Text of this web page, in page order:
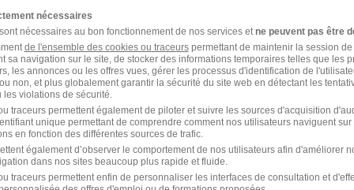
organiser votre temps de travail au quotidien ou connaître
réelle sur une journée ou une semaine ? Utilisez notre
votre salaire net : le calcul
nécessaires
nécessaires au bon fonctionnement de nos services et ne peuvent pas être
de l'ensemble des cookies ou traceurspermettant de maintenir la session
sa navigation sur le site, de stocker des informations temporaires telles que les
les annonces ou les offres vues, gérer les processus d'identification de
non, et plus globalement garantir la sécurité du site web en détectant les
violations de sécurité.
traceurs permettent également de piloter et suivre les sources d'acquisition
unique permettant de comprendre comment nos utilisateurs naviguent sur
en fonction des différentes sources de trafic.
également d’observer le comportement de nos utilisateurs afin d'améliorer
dans nos sites beaucoup plus rapide et fluide.
traceurs permettent enfin de personnaliser les interfaces de consultation et